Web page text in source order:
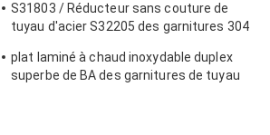
S31803 / Réducteur sans couture de
tuyau d'acier S32205 des garnitures 304
d'acier inoxydable
plat laminé à chaud inoxydable duplex
superbe de BA des garnitures de tuyau